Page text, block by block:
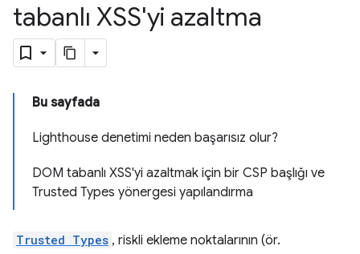
tabanlı XSS'yi azaltma
Bu sayfada
Lighthouse denetimi neden başarısız olur?
DOM tabanlı XSS'yi azaltmak için bir CSP başlığı ve
Trusted Types yönergesi yapılandırma
Trusted Types , riskli ekleme noktalarının (ör.